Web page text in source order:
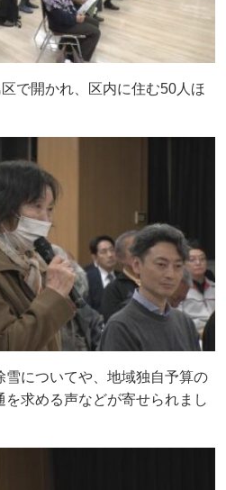
で開かれ、区内に住む50人ほ
についてや、地域独自予算の
求める声などが寄せられまし